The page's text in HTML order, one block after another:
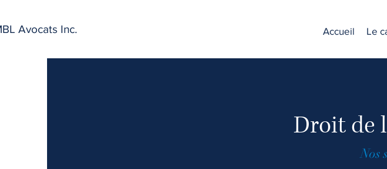
Accueil Le
Avocats Inc.
Droit de
Nos